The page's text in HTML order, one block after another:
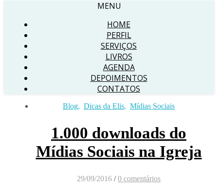
MENU
HOME
PERFIL
SERVIÇOS
LIVROS
AGENDA
DEPOIMENTOS
CONTATOS
Blog, Dicas da Elis, Mídias Sociais
1.000 downloads do
Mídias Sociais na Igreja
29/09/2016 / 0 comentários